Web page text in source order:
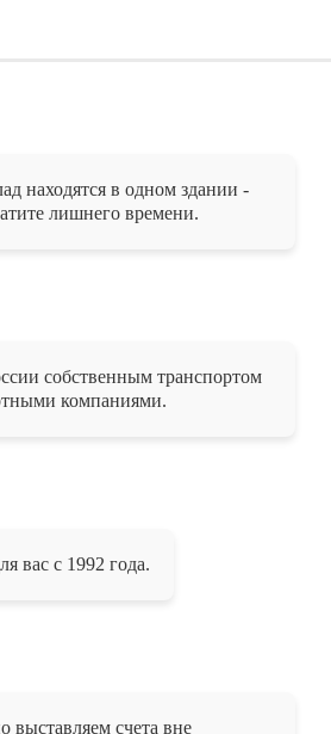
находятся в одном здании -
лишнего времени.
собственным транспортом
компаниями.
вас с 1992 года.
выставляем счета вне